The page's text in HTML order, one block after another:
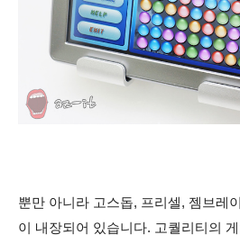
뿐만 아니라 고스돕, 프리셀, 젬브레
이 내장되어 있습니다. 고퀄리티의